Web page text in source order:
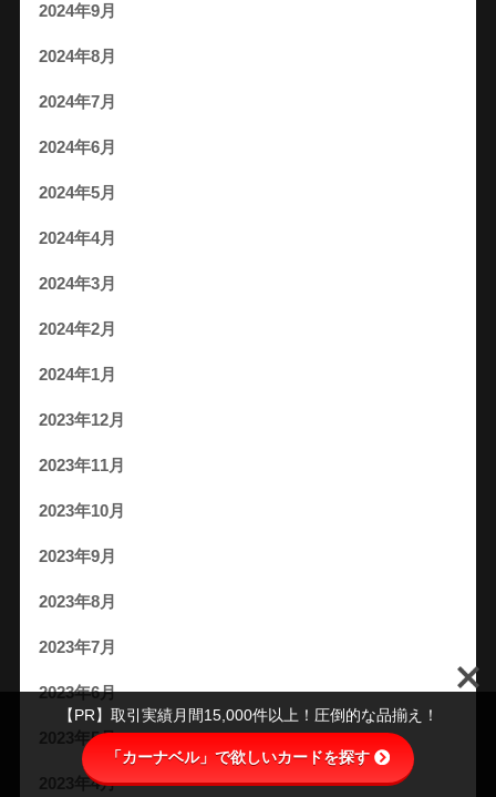
2024年9月
2024年8月
2024年7月
2024年6月
2024年5月
2024年4月
2024年3月
2024年2月
2024年1月
2023年12月
2023年11月
2023年10月
2023年9月
2023年8月
2023年7月
2023年6月
2023年5月
2023年4月
【PR】取引実績月間15,000件以上！圧倒的な品揃え！
「カーナベル」で欲しいカードを探す